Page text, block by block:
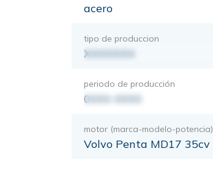
acero
tipo de produccion
XXXXXXX
periodo de producción
0000-0000
motor (marca-modelo-potencia)
Volvo Penta MD17 35cv